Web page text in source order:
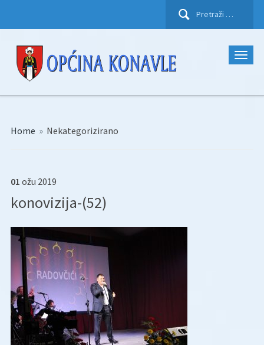
Pretraži:
Home » Nekategorizirano
01 ožu 2019
konovizija-(52)